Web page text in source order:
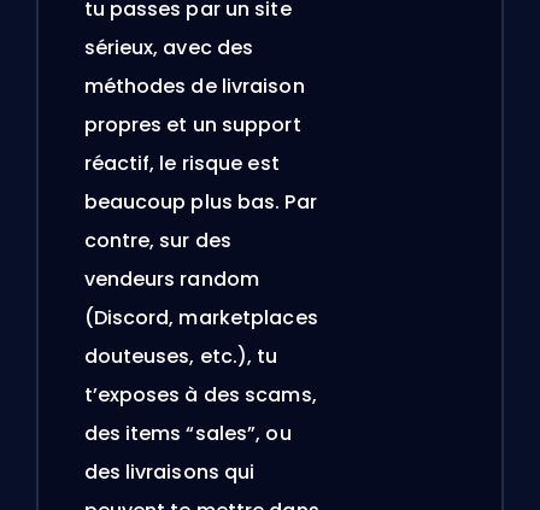
tu passes par un site
sérieux, avec des
méthodes de livraison
propres et un support
réactif, le risque est
beaucoup plus bas. Par
contre, sur des
vendeurs random
(Discord, marketplaces
douteuses, etc.), tu
t’exposes à des scams,
des items “sales”, ou
des livraisons qui